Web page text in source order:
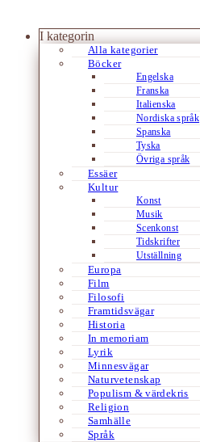
I kategorin
Alla kategorier
Böcker
Engelska
Franska
Italienska
Nordiska språk
Spanska
Tyska
Övriga språk
Essäer
Kultur
Konst
Musik
Scenkonst
Tidskrifter
Utställning
Europa
Film
Filosofi
Framtidsvägar
Historia
In memoriam
Lyrik
Minnesvägar
Naturvetenskap
Populism & värdekris
Religion
Samhälle
Språk